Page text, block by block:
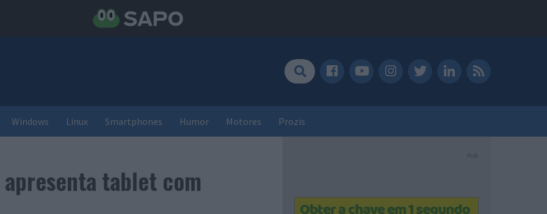
Windows Linux Smartphones Humor Motores Prozis
apresenta tablet com
PUB